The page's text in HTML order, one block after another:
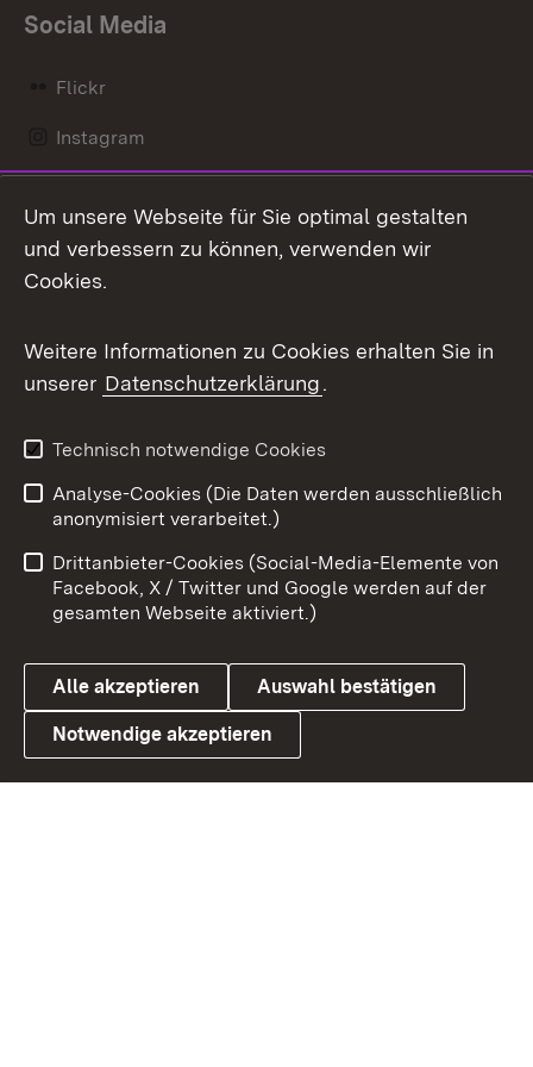
Social Media
Flickr
Instagram
Mastodon
Messenger
Social Wall
X / Twitter
Youtube
Link zum Landesportal
Benutzungshinweise
Barrierefreiheit
Datenschutz
Cookies
Um unsere Webseite für Sie optimal gestalten
und verbessern zu können, verwenden wir
Cookies.
Weitere Informationen zu Cookies erhalten Sie in
unserer Datenschutzerklärung.
Technisch notwendige Cookies
Analyse-Cookies (Die Daten werden ausschließlich
anonymisiert verarbeitet.)
Drittanbieter-Cookies (Social-Media-Elemente von
Facebook, X / Twitter und Google werden auf der
gesamten Webseite aktiviert.)
Alle akzeptieren Auswahl bestätigen
Notwendige akzeptieren